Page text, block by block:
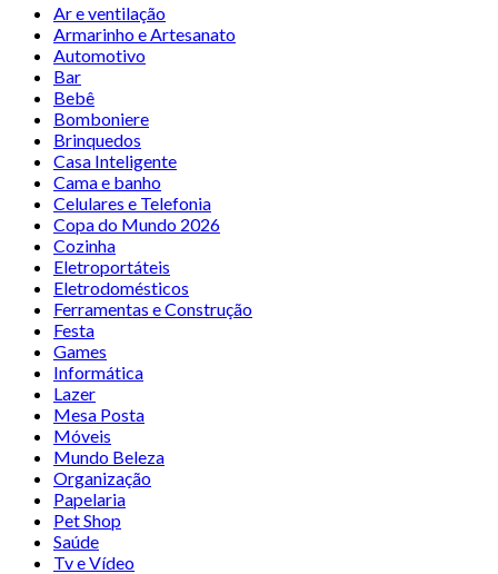
Ar e ventilação
Armarinho e Artesanato
Automotivo
Bar
Bebê
Bomboniere
Brinquedos
Casa Inteligente
Cama e banho
Celulares e Telefonia
Copa do Mundo 2026
Cozinha
Eletroportáteis
Eletrodomésticos
Ferramentas e Construção
Festa
Games
Informática
Lazer
Mesa Posta
Móveis
Mundo Beleza
Organização
Papelaria
Pet Shop
Saúde
Tv e Vídeo